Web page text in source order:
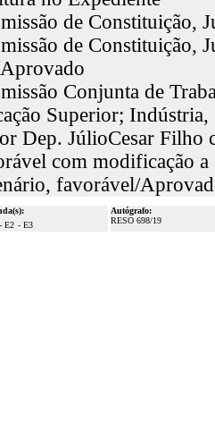
de Constituição,
de Constituição,
Conjunta de
Superior;
Dep. JúlioCesar Filho
com modificação
favorável/
- E2 - E3
Autógrafo:
RESO 698/19